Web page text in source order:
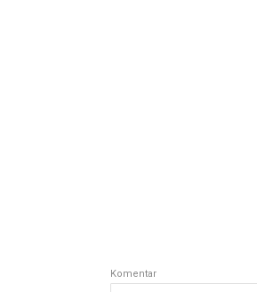
Komentar